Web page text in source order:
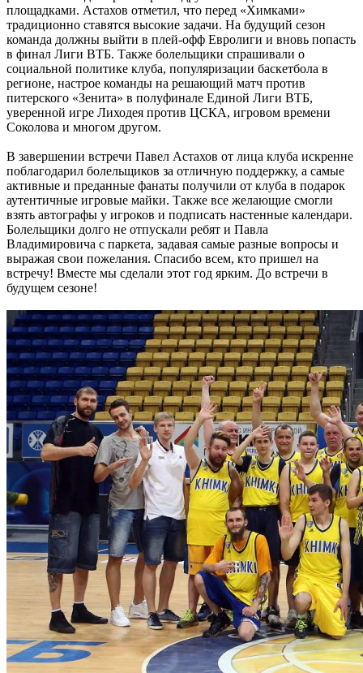
площадками. Астахов отметил, что перед «Химками»
традиционно ставятся высокие задачи. На будущий сезон
команда должны выйти в плей-офф Евролиги и вновь попасть
в финал Лиги ВТБ. Также болельщики спрашивали о
социальной политике клуба, популяризации баскетбола в
регионе, настрое команды на решающий матч против
питерского «Зенита» в полуфинале Единой Лиги ВТБ,
уверенной игре Лиходея против ЦСКА, игровом времени
Соколова и многом другом.
В завершении встречи Павел Астахов от лица клуба искренне
поблагодарил болельщиков за отличную поддержку, а самые
активные и преданные фанаты получили от клуба в подарок
аутентичные игровые майки. Также все желающие смогли
взять автографы у игроков и подписать настенные календари.
Болельщики долго не отпускали ребят и Павла
Владимировича с паркета, задавая самые разные вопросы и
выражая свои пожелания. Спасибо всем, кто пришел на
встречу! Вместе мы сделали этот год ярким. До встречи в
будущем сезоне!